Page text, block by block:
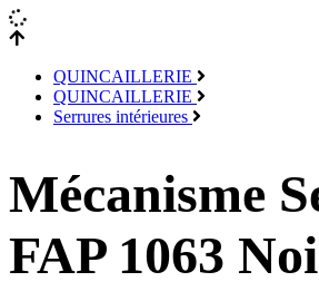
QUINCAILLERIE
QUINCAILLERIE
Serrures intérieures
Mécanisme
FAP 1063